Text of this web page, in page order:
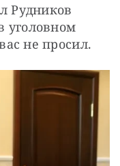
Рудников
уголовном
не просил.